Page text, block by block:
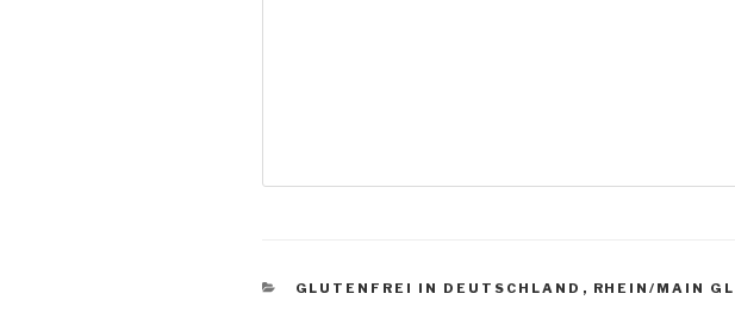
KATEGORIEN
GLUTENFREI IN DEUTSCHLAND , RHEIN/MAIN